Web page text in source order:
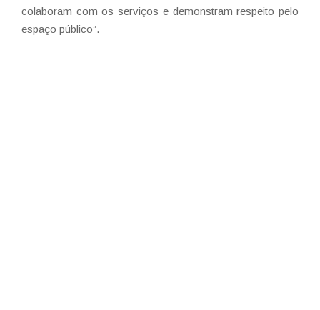
colaboram com os serviços e demonstram respeito pelo
espaço público”.